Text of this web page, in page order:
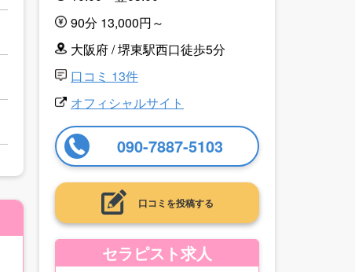
90分 13,000円～
大阪府 / 堺東駅西口徒歩5分
口コミ 13件
オフィシャルサイト
090-7887-5103
口コミを投稿する
セラピスト求人